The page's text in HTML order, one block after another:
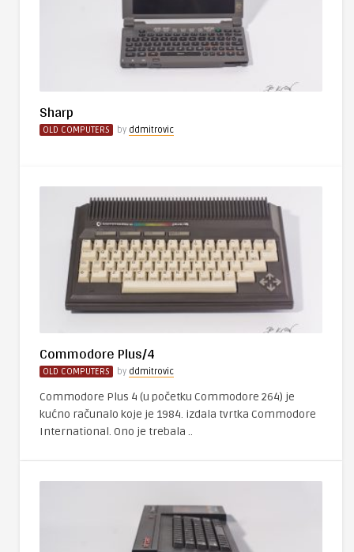
Sharp
OLD COMPUTERS by ddmitrovic
Commodore Plus/4
OLD COMPUTERS by ddmitrovic
Commodore Plus 4 (u početku Commodore 264) je
kućno računalo koje je 1984. izdala tvrtka Commodore
International. Ono je trebala ..